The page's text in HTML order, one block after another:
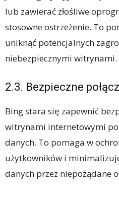
lub zawierać złośliwe
stosowne ostrzeżenie. To
uniknąć potencjalnych
niebezpiecznymi witrynami.
2.3. Bezpieczne
Bing stara się zapewnić
witrynami internetowymi
danych. To pomaga w
użytkowników i
danych przez niepożądane